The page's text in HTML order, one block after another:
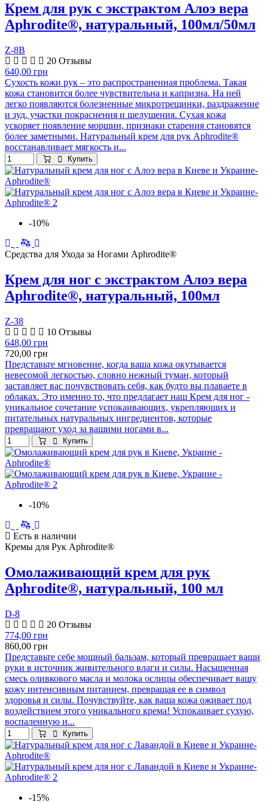
Крем для рук с экстрактом Алоэ вера
Aphrodite®, натуральный, 100мл/50мл
Z-8B
20 Отзывы
640,00 грн
Сухость кожи рук – это распространенная проблема. Такая
кожа становится более чувствительна и капризна. На ней
легко появляются болезненные микротрещинки, раздражение
и зуд, участки покраснения и шелушения. Сухая кожа
ускоряет появление морщин, признаки старения становятся
более заметными. Натуральный крем для рук Aphrodite®
восстанавливает мягкость и...
Купить
-10%
Средства для Ухода за Ногами Aphrodite®
Крем для ног с экстрактом Алоэ вера
Aphrodite®, натуральный, 100мл
Z-38
10 Отзывы
648,00 грн
720,00 грн
Представьте мгновение, когда ваша кожа окутывается
невесомой легкостью, словно нежный туман, который
заставляет вас почувствовать себя, как будто вы плаваете в
облаках. Это именно то, что предлагает наш Крем для ног -
уникальное сочетание успокаивающих, укрепляющих и
питательных натуральных ингредиентов, которые
превращают уход за вашими ногами в...
Купить
-10%
Есть в наличии
Кремы для Рук Aphrodite®
Омолаживающий крем для рук
Aphrodite®, натуральный, 100 мл
D-8
20 Отзывы
774,00 грн
860,00 грн
Представьте себе мощный бальзам, который превращает ваши
руки в источник живительного влаги и силы. Насыщенная
смесь оливкового масла и молока ослицы обеспечивает вашу
кожу интенсивным питанием, превращая ее в символ
здоровья и силы. Почувствуйте, как ваша кожа оживает под
воздействием этого уникального крема! Успокаивает сухую,
воспаленную и...
Купить
-15%